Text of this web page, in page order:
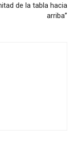
de la tabla hacia
arriba”